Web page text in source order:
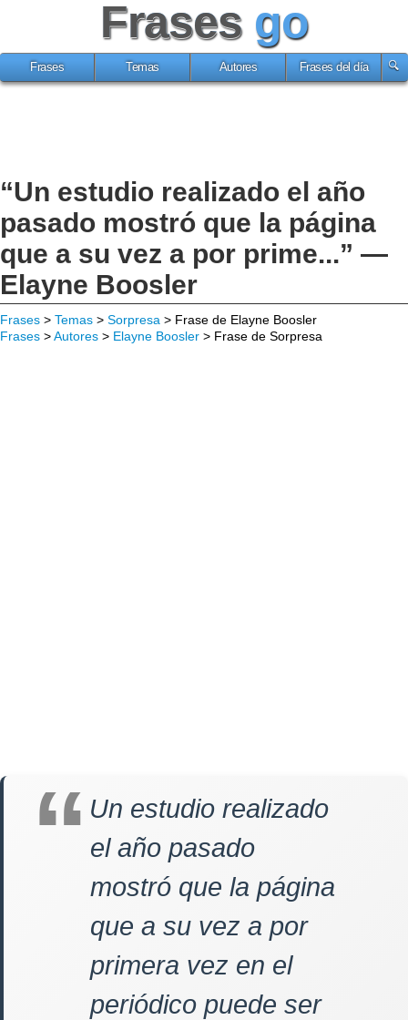
Frases go
Frases Temas Autores Frases del día
“Un estudio realizado el año
pasado mostró que la página
que a su vez a por prime...” —
Elayne Boosler
Frases > Temas > Sorpresa > Frase de Elayne Boosler
Frases >Autores > Elayne Boosler > Frase de Sorpresa
Un estudio realizado
el año pasado
mostró que la página
que a su vez a por
primera vez en el
periódico puede ser